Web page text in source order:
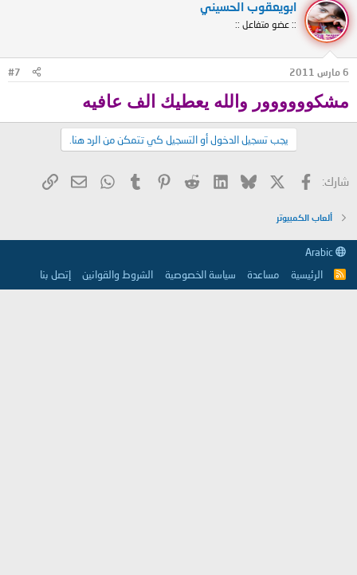
ابويعقوب الحسيني
:: عضو متفاعل ::
6 مارس 2011 #7
مشكوووووور والله يعطيك الف عافيه
يجب تسجيل الدخول أو التسجيل كي تتمكن من الرد هنا.
شارك: فيسبوك Bluesky
LinkedIn
Reddit
Pinterest
Tumblr
WhatsApp
البريد
ألعاب الكمبيوتر
R
الرئيسية مساعدة سياسة الخصوصية الشروط والقوانين إتصل بنا